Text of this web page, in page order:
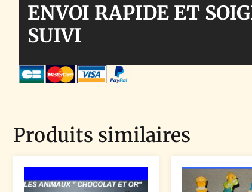
ENVOI RAPIDE ET
SUIVI
Produits similaires